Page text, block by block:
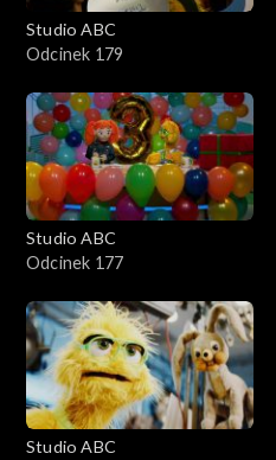
Studio ABC
Odcinek 179
Studio ABC
Odcinek 177
Studio ABC